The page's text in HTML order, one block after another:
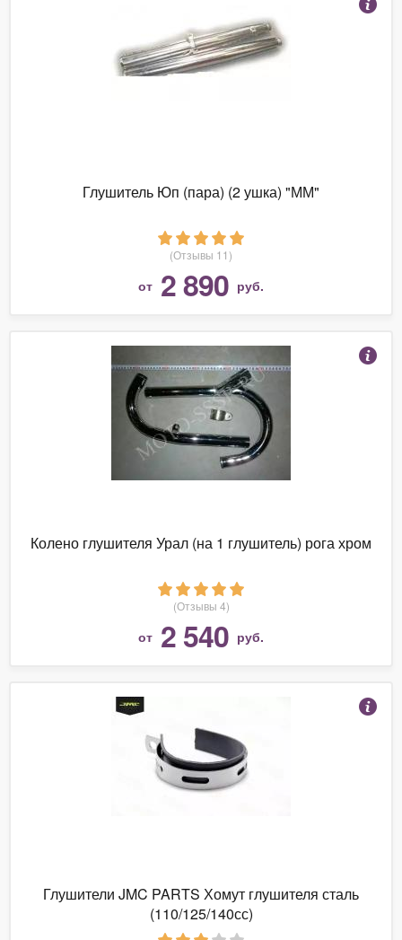
Глушитель Юп (пара) (2 ушка) "ММ"
(Отзывы 11)
от 2 890 руб.
Колено глушителя Урал (на 1 глушитель) рога хром
(Отзывы 4)
от 2 540 руб.
Глушители JMC PARTS Хомут глушителя сталь
(110/125/140сс)